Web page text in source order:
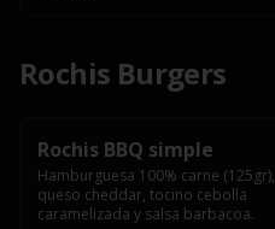
Rochis Burgers
Rochis BBQ simple
Hamburguesa 100% carne (125gr),
queso cheddar, tocino cebolla
caramelizada y salsa barbacoa.